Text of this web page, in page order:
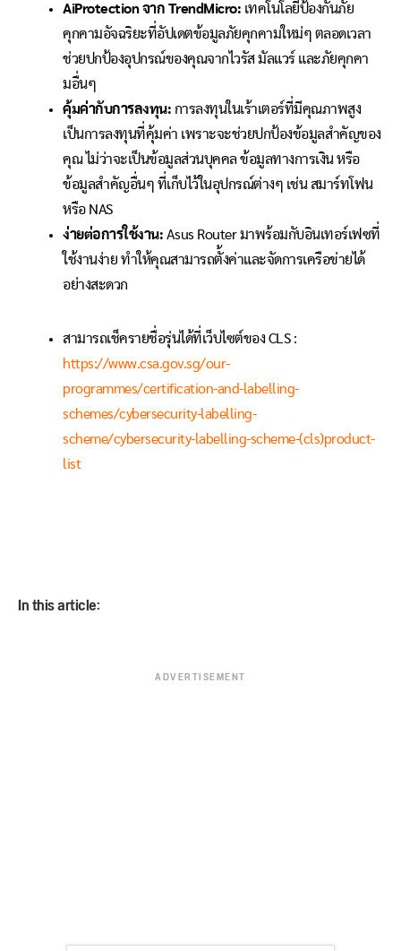
AiProtectionจาก TrendMicro: เทคโนโลยีป้องกันภัย
คุกคามอัจฉริยะที่อัปเดตข้อมูลภัยคุกคามใหม่ๆ ตลอดเวลา
ช่วยปกป้องอุปกรณ์ของคุณจากไวรัส มัลแวร์ และภัยคุกคา
มอื่นๆ
คุ้มค่ากับการลงทุน: การลงทุนในเร้าเตอร์ที่มีคุณภาพสูง
เป็นการลงทุนที่คุ้มค่า เพราะจะช่วยปกป้องข้อมูลสำคัญของ
คุณ ไม่ว่าจะเป็นข้อมูลส่วนบุคคล ข้อมูลทางการเงิน หรือ
ข้อมูลสำคัญอื่นๆ ที่เก็บไว้ในอุปกรณ์ต่างๆ เช่น สมาร์ทโฟน
หรือ NAS
ง่ายต่อการใช้งาน: Asus Router มาพร้อมกับอินเทอร์เฟซที่
ใช้งานง่าย ทำให้คุณสามารถตั้งค่าและจัดการเครือข่ายได้
อย่างสะดวก
สามารถเช็ครายชื่อรุ่นได้ที่เว็บไซต์ของ CLS :
https://www.csa.gov.sg/our-
programmes/certification-and-labelling-
schemes/cybersecurity-labelling-
scheme/cybersecurity-labelling-scheme-(cls)product-
list
In this article:
ADVERTISEMENT